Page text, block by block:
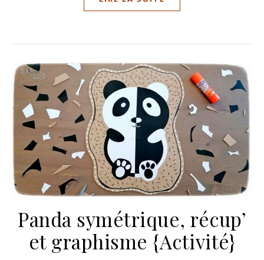
Panda symétrique, récup’
et graphisme {Activité}